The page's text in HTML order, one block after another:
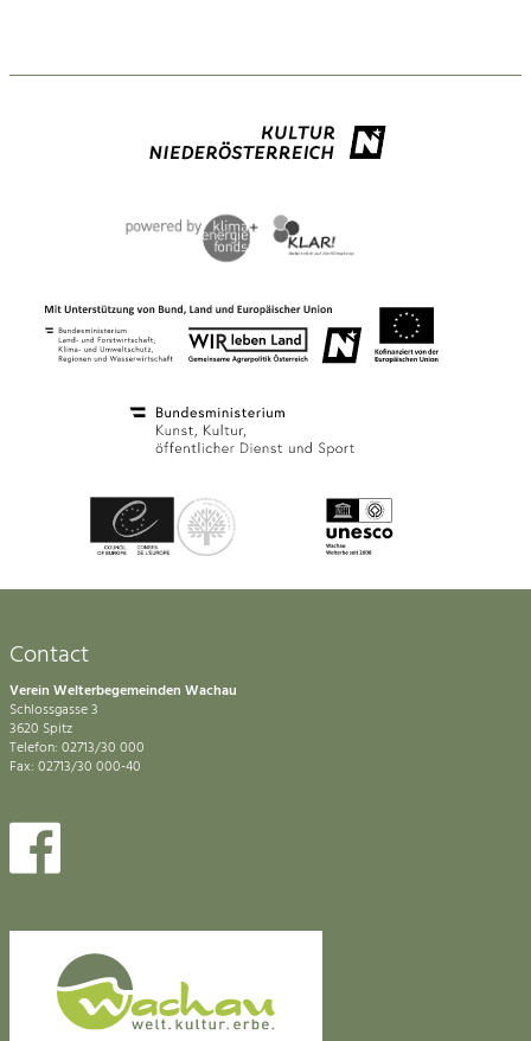
Contact
Verein Welterbegemeinden Wachau
Schlossgasse 3
3620 Spitz
Telefon: 02713/30 000
Fax: 02713/30 000-40